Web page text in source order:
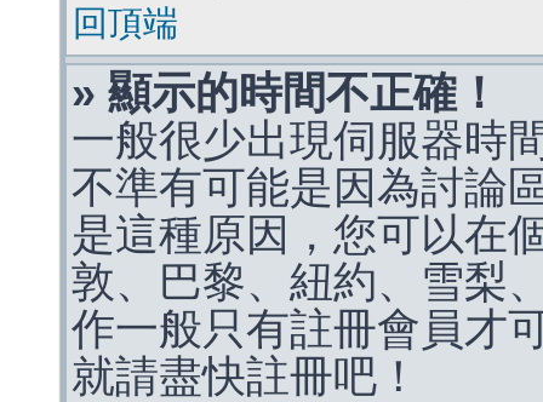
回頂端
» 顯示的時間不正確！
一般很少出現伺服器時
不準有可能是因為討論
是這種原因，您可以在
敦、巴黎、紐約、雪梨
作一般只有註冊會員才
就請盡快註冊吧！